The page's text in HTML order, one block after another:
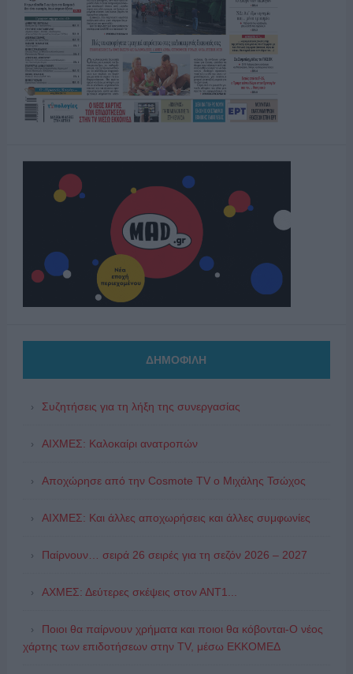
ΔΗΜΟΦΙΛΗ
Συζητήσεις για τη λήξη της συνεργασίας
ΑΙΧΜΕΣ: Καλοκαίρι ανατροπών
Αποχώρησε από την Cosmote TV o Μιχάλης Τσώχος
ΑΙΧΜΕΣ: Και άλλες αποχωρήσεις και άλλες συμφωνίες
Παίρνουν… σειρά 26 σειρές για τη σεζόν 2026 – 2027
ΑΧΜΕΣ: Δεύτερες σκέψεις στον ΑΝΤ1...
Ποιοι θα παίρνουν χρήματα και ποιοι θα κόβονται-Ο νέος
χάρτης των επιδοτήσεων στην TV, μέσω ΕΚΚΟΜΕΔ